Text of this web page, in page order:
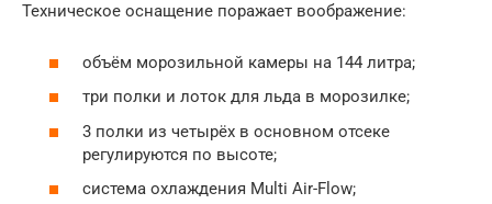
Техническое оснащение поражает воображение:
объём морозильной камеры на 144 литра;
три полки и лоток для льда в морозилке;
3 полки из четырёх в основном отсеке
регулируются по высоте;
система охлаждения Multi Air-Flow;